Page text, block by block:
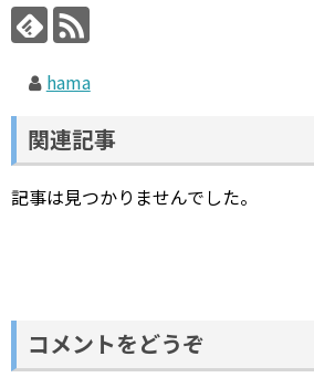
hama
関連記事
記事は見つかりませんでした。
コメントをどうぞ